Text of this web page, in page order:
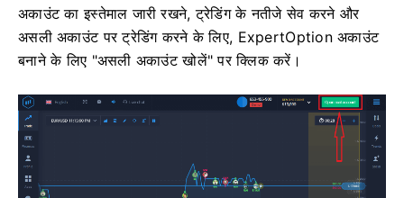
अकाउंट का इस्तेमाल जारी रखने, ट्रेडिंग के नतीजे सेव करने और
असली अकाउंट पर ट्रेडिंग करने के लिए, ExpertOption अकाउंट
बनाने के लिए "असली अकाउंट खोलें" पर क्लिक करें।